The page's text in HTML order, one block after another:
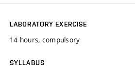
LABORATORY EXERCISE
14 hours, compulsory
SYLLABUS